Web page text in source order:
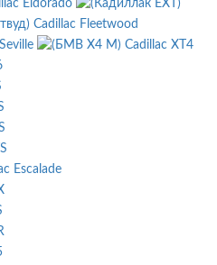
Eldorado
Cadillac Fleetwood
Cadillac XT4
Escalade